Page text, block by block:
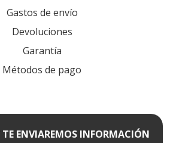
Gastos de envío
Devoluciones
Garantía
Métodos de pago
TE ENVIAREMOS INFORMACIÓN